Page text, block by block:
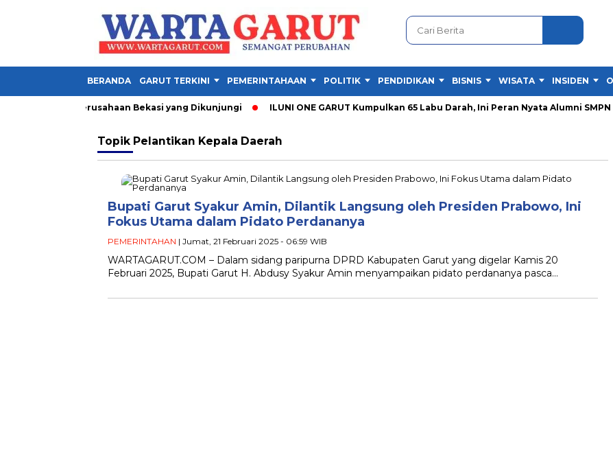
BERANDA GARUT TERKINI PEMERINTAHAAN POLITIK PENDIDIKAN BISNIS WISATA INSIDEN
Garut, Ini 3 Perusahaan Bekasi yang Dikunjungi ILUNI ONE GARUT Kumpulkan 65 Labu Darah, Ini Peran Nyata Alumni SMPN 1
Topik Pelantikan Kepala Daerah
Bupati Garut Syakur Amin, Dilantik Langsung oleh Presiden Prabowo, Ini
Fokus Utama dalam Pidato Perdananya
PEMERINTAHAN | Jumat, 21 Februari 2025 - 06:59 WIB
WARTAGARUT.COM – Dalam sidang paripurna DPRD Kabupaten Garut yang digelar Kamis 20
Februari 2025, Bupati Garut H. Abdusy Syakur Amin menyampaikan pidato perdananya pasca…